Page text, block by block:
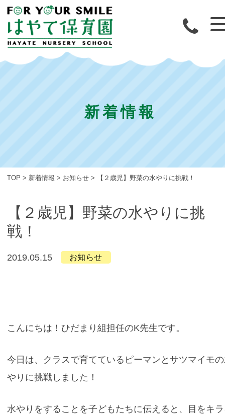
新着情報
TOP > 新着情報 > お知らせ > 【２歳児】野菜の水やりに挑戦！
【２歳児】野菜の水やりに挑
戦！
2019.05.15 お知らせ
こんにちは！ひだまり組担任のK先生です。
今日は、クラスで育てているピーマンとサツマイモ
やりに挑戦しました！
水やりをすることを子どもたちに伝えると、目をキ